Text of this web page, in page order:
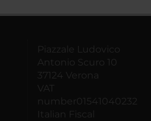
Piazzale Ludovico
Antonio Scuro 10
37124 Verona
VAT
number01541040232
Italian Fiscal